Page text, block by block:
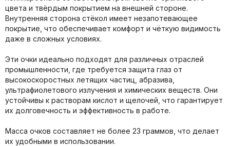
цвета и твёрдым покрытием на внешней стороне.
Внутренняя сторона стёкол имеет незапотевающее
покрытие, что обеспечивает комфорт и чёткую видимость
даже в сложных условиях.
Эти очки идеально подходят для различных отраслей
промышленности, где требуется защита глаз от
высокоскоростных летящих частиц, абразива,
ультрафиолетового излучения и химических веществ. Они
устойчивы к растворам кислот и щелочей, что гарантирует
их долговечность и эффективность в работе.
Масса очков составляет не более 23 граммов, что делает
их удобными в использовании.